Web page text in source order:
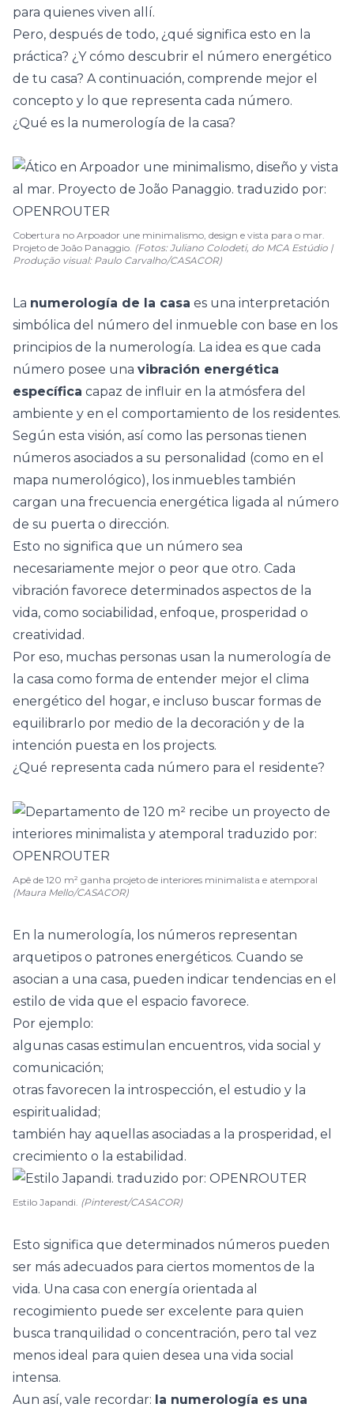
para quienes viven allí.
Pero, después de todo, ¿qué significa esto en la
práctica? ¿Y cómo descubrir el número energético
de tu casa? A continuación, comprende mejor el
concepto y lo que representa cada número.
¿Qué es la numerología de la casa?
Cobertura no Arpoador une minimalismo, design e vista para o mar.
Projeto de João Panaggio. (Fotos: Juliano Colodeti, do MCA Estúdio |
Produção visual: Paulo Carvalho/CASACOR)
La numerología de la casa es una interpretación
simbólica del número del inmueble con base en los
principios de la numerología. La idea es que cada
número posee una vibración energética
específica capaz de influir en la atmósfera del
ambiente y en el comportamiento de los residentes.
Según esta visión, así como las personas tienen
números asociados a su personalidad (como en el
mapa numerológico), los inmuebles también
cargan una frecuencia energética ligada al número
de su puerta o dirección.
Esto no significa que un número sea
necesariamente mejor o peor que otro. Cada
vibración favorece determinados aspectos de la
vida, como sociabilidad, enfoque, prosperidad o
creatividad.
Por eso, muchas personas usan la numerología de
la casa como forma de entender mejor el clima
energético del hogar, e incluso buscar formas de
equilibrarlo por medio de la decoración y de la
intención puesta en los projects.
¿Qué representa cada número para el residente?
Apê de 120 m² ganha projeto de interiores minimalista e atemporal
(Maura Mello/CASACOR)
En la numerología, los números representan
arquetipos o patrones energéticos. Cuando se
asocian a una casa, pueden indicar tendencias en el
estilo de vida que el espacio favorece.
Por ejemplo:
algunas casas estimulan encuentros, vida social y
comunicación;
otras favorecen la introspección, el estudio y la
espiritualidad;
también hay aquellas asociadas a la prosperidad, el
crecimiento o la estabilidad.
Estilo Japandi. (Pinterest/CASACOR)
Esto significa que determinados números pueden
ser más adecuados para ciertos momentos de la
vida. Una casa con energía orientada al
recogimiento puede ser excelente para quien
busca tranquilidad o concentración, pero tal vez
menos ideal para quien desea una vida social
intensa.
Aun así, vale recordar: la numerología es una